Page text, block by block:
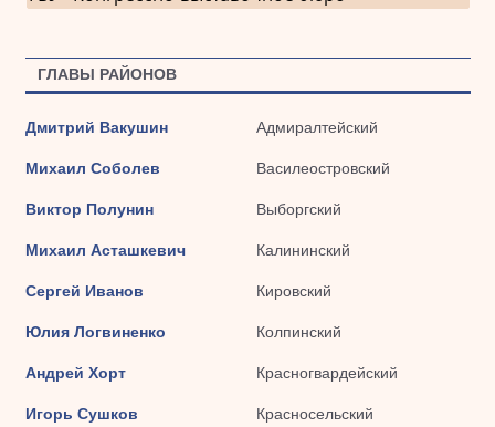
ГЛАВЫ РАЙОНОВ
Дмитрий Вакушин Адмиралтейский
Михаил Соболев Василеостровский
Виктор Полунин Выборгский
Михаил Асташкевич Калининский
Сергей Иванов Кировский
Юлия Логвиненко Колпинский
Андрей Хорт Красногвардейский
Игорь Сушков Красносельский